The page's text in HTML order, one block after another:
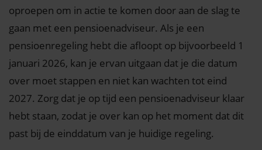
oproepen om in actie te komen door aan de slag te
gaan met een pensioenadviseur. Als je een
pensioenregeling hebt die afloopt op bijvoorbeeld 1
januari 2026, kan je ervan uitgaan dat je die datum
over moet stappen en niet kan wachten tot eind
2027. Zorg dat je op tijd een pensioenadviseur klaar
hebt staan, zodat je over kan op het moment dat dit
past bij de einddatum van je huidige regeling.